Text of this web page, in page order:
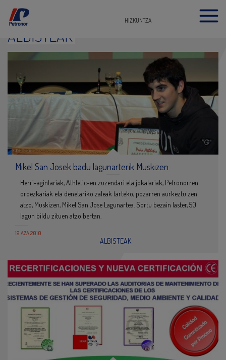
HIZKUNTZA
ALBISTEAK
Mikel San Josek badu lagunarterik Muskizen
Herri-agintariak, Athletic-en zuzendari eta jokalariak, Petronorren
ordezkariak eta denetariko zaleak tarteko, pozarren aurkeztu zen
atzo, Muskizen, Mikel San Jose Lagunartea. Sortu bezain laster, 50
lagun bildu zituen atzo bertan.
19 AZA 2010
ALBISTEAK